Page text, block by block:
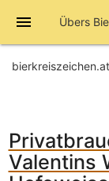
menu Übers
bierkreiszeichen.at
Valentins